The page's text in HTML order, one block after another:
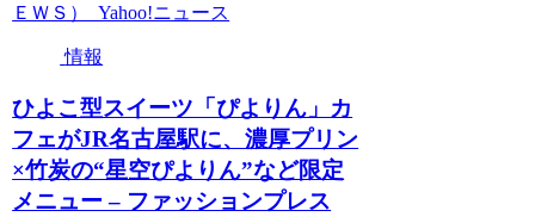
ＥＷＳ） Yahoo!ニュース
情報
ひよこ型スイーツ「ぴよりん」カ
フェがJR名古屋駅に、濃厚プリン
×竹炭の“星空ぴよりん”など限定
メニュー – ファッションプレス